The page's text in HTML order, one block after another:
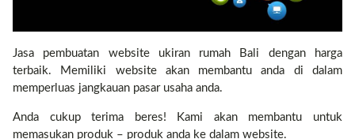
Jasa pembuatan website ukiran rumah Bali dengan harga
terbaik. Memiliki website akan membantu anda di dalam
memperluas jangkauan pasar usaha anda.
Anda cukup terima beres! Kami akan membantu untuk
memasukan produk – produk anda ke dalam website.